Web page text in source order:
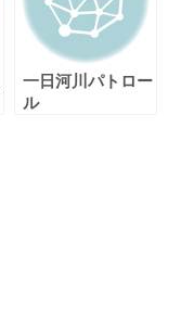
一日河川パトロー
ル